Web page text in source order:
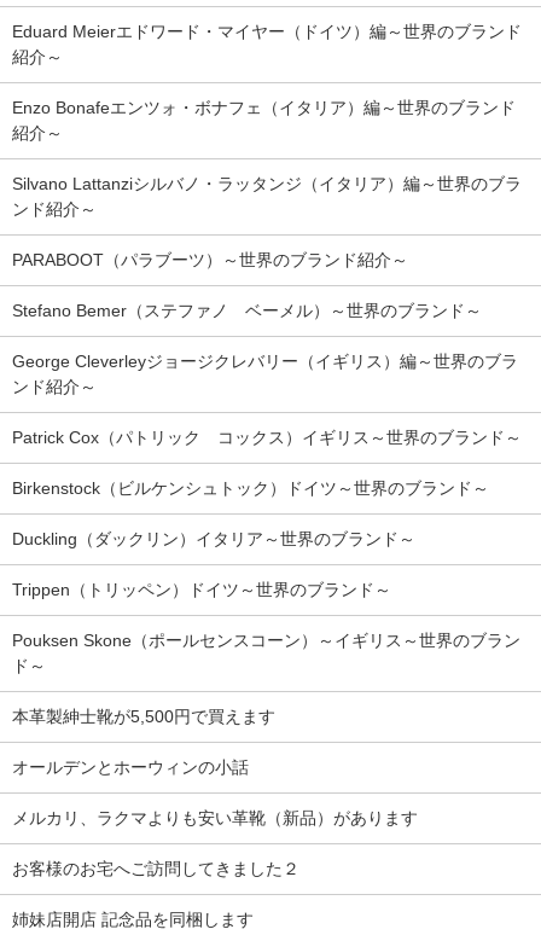
Eduard Meierエドワード・マイヤー（ドイツ）編～世界のブランド
紹介～
Enzo Bonafeエンツォ・ボナフェ（イタリア）編～世界のブランド
紹介～
Silvano Lattanziシルバノ・ラッタンジ（イタリア）編～世界のブラ
ンド紹介～
PARABOOT（パラブーツ）～世界のブランド紹介～
Stefano Bemer（ステファノ ベーメル）～世界のブランド～
George Cleverleyジョージクレバリー（イギリス）編～世界のブラ
ンド紹介～
Patrick Cox（パトリック コックス）イギリス～世界のブランド～
Birkenstock（ビルケンシュトック）ドイツ～世界のブランド～
Duckling（ダックリン）イタリア～世界のブランド～
Trippen（トリッペン）ドイツ～世界のブランド～
Pouksen Skone（ポールセンスコーン）～イギリス～世界のブラン
ド～
本革製紳士靴が5,500円で買えます
オールデンとホーウィンの小話
メルカリ、ラクマよりも安い革靴（新品）があります
お客様のお宅へご訪問してきました２
姉妹店開店 記念品を同梱します